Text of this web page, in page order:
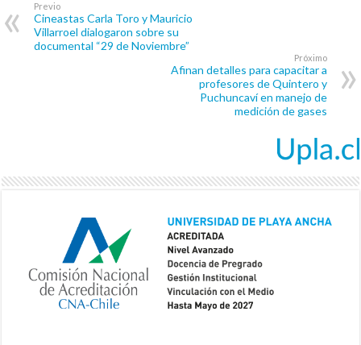
Previo
Cineastas Carla Toro y Mauricio
Villarroel dialogaron sobre su
documental “29 de Noviembre”
Próximo
Afinan detalles para capacitar a
profesores de Quintero y
Puchuncaví en manejo de
medición de gases